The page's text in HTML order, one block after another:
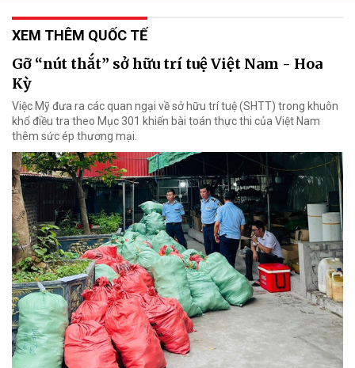
XEM THÊM QUỐC TẾ
Gỡ “nút thắt” sở hữu trí tuệ Việt Nam - Hoa
Kỳ
Việc Mỹ đưa ra các quan ngại về sở hữu trí tuệ (SHTT) trong khuôn
khổ điều tra theo Mục 301 khiến bài toán thực thi của Việt Nam
thêm sức ép thương mại.